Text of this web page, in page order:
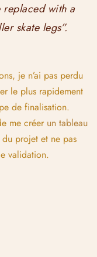
with a
skate legs”.
je n’ai pas perdu
le plus rapidement
de finalisation.
me créer un tableau
projet et ne pas
validation.